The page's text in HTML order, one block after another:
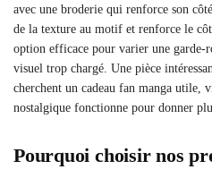
avec une broderie qui renforce son
de la texture au motif et renforce le
option efficace pour varier une garde-
visuel trop chargé. Une pièce
cherchent un cadeau fan manga utile,
nostalgique fonctionne pour donner
Pourquoi choisir nos